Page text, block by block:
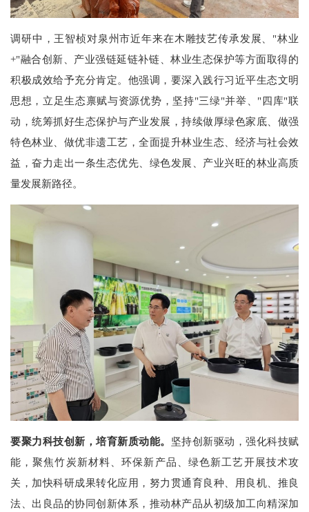
调研中，王智桢对泉州市近年来在木雕技艺传承发展、"林业
+"融合创新、产业强链延链补链、林业生态保护等方面取得的
积极成效给予充分肯定。他强调，要深入践行习近平生态文明
思想，立足生态禀赋与资源优势，坚持"三绿"并举、"四库"联
动，统筹抓好生态保护与产业发展，持续做厚绿色家底、做强
特色林业、做优非遗工艺，全面提升林业生态、经济与社会效
益，奋力走出一条生态优先、绿色发展、产业兴旺的林业高质
量发展新路径。
要聚力科技创新，培育新质动能。 坚持创新驱动，强化科技赋
能，聚焦竹炭新材料、环保新产品、绿色新工艺开展技术攻
关，加快科研成果转化应用，努力贯通育良种、用良机、推良
法、出良品的协同创新体系，推动林产品从初级加工向精深加